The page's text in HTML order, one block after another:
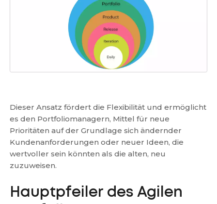
Dieser Ansatz fördert die Flexibilität und ermöglicht
es den Portfoliomanagern, Mittel für neue
Prioritäten auf der Grundlage sich ändernder
Kundenanforderungen oder neuer Ideen, die
wertvoller sein könnten als die alten, neu
zuzuweisen.
Hauptpfeiler des Agilen